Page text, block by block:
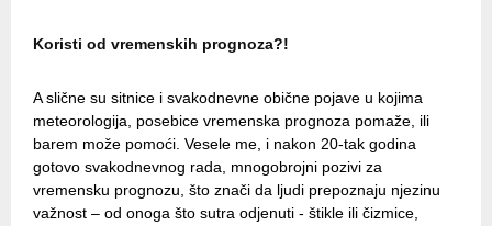
Koristi od vremenskih prognoza?!
A slične su sitnice i svakodnevne obične pojave u kojima
meteorologija, posebice vremenska prognoza pomaže, ili
barem može pomoći. Vesele me, i nakon 20-tak godina
gotovo svakodnevnog rada, mnogobrojni pozivi za
vremensku prognozu, što znači da ljudi prepoznaju njezinu
važnost – od onoga što sutra odjenuti - štikle ili čizmice,